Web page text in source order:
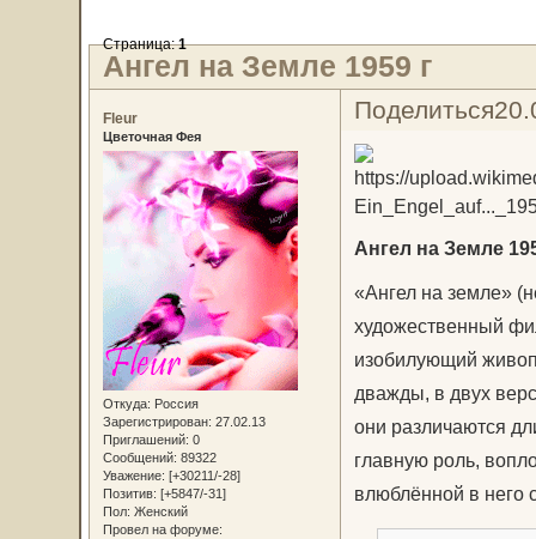
Ангел на Земле 1959 г
Страница:1
Поделиться
Fleur
Цветочная Фея
Откуда: Россия
Зарегистрирован: 27.02.13
Приглашений: 0
Сообщений: 89322
Уважение: [+30211/-28]
Позитив: [+5847/-31]
Пол: Женский
Провел на форуме:
Ангел на Земле
«Ангел на земле»
художественный
изобилующий
дважды, в двух
они различаются
главную роль,
влюблённой в него